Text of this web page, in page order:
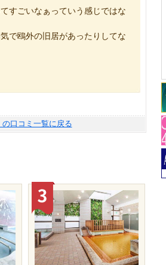
すごいなぁっていう感じではな
で鴎外の旧居があったりしてな
の口コミ一覧に戻る